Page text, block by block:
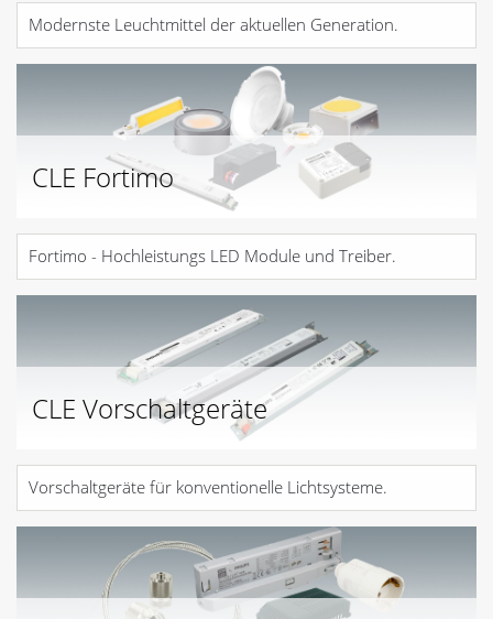
Modernste Leuchtmittel der aktuellen Generation.
CLE Fortimo
Fortimo - Hochleistungs LED Module und Treiber.
CLE Vorschaltgeräte
Vorschaltgeräte für konventionelle Lichtsysteme.